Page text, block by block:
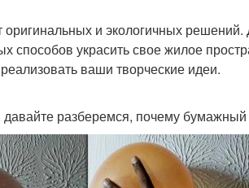
и экологичных
способов украсить свое жилое
ваши творческие идеи.
разберемся, почему бумажный